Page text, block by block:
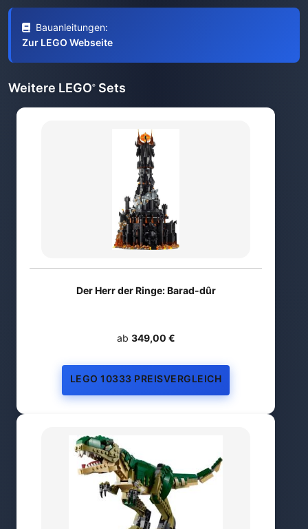
Bauanleitungen:
Zur LEGO Webseite
Weitere LEGO® Sets
Der Herr der Ringe: Barad-dûr
ab 349,00 €
LEGO 10333 PREISVERGLEICH